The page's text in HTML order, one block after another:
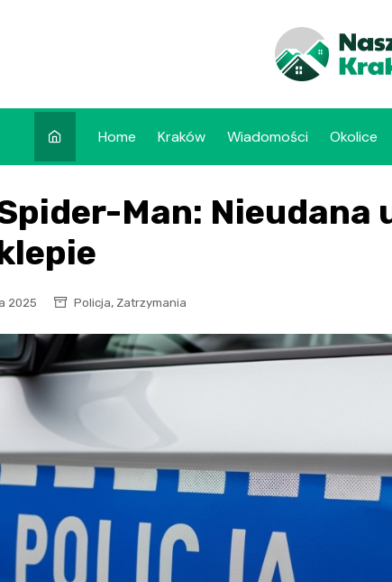
Home Kraków Wiadomości Okolice
Man: Nieudana
2025 Policja, Zatrzymania